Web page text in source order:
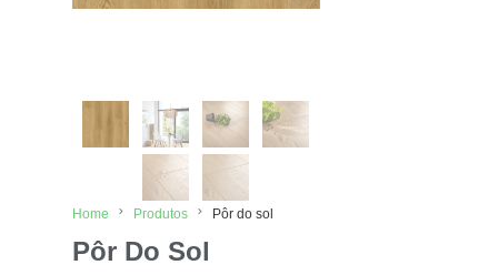
Home Produtos Pôr do sol
Pôr Do Sol